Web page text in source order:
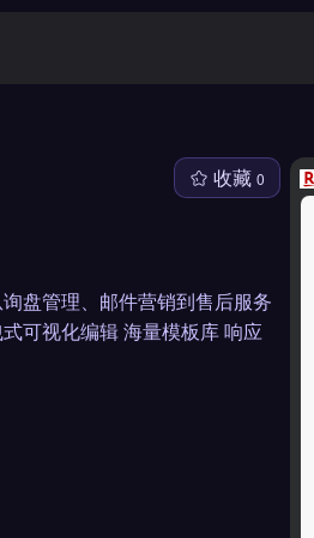
收藏 0
盘管理、邮件营销到售后服务
可视化编辑 海量模板库 响应